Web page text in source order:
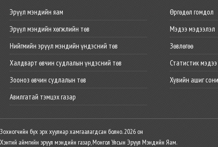
Эрүүл мэндийн яам
Эрүүл мэндийн хөгжлийн төв
Нийгмийн эрүүл мэндийн үндэсний төв
Халдварт өвчин судлалын үндэсний төв
Зооноз өвчин судлалын төв
Авилгатай тэмцэх газар
Өргөдөл гомдол
Мэдээ мэдээлэл
Зөвлөгөө
Статистик мэдээ
Хувийн ашиг
Зохиогчийн бүх эрх хуулиар хамгаалагдсан болно. 2026 он
Хэнтий аймгийн эрүүл мэндийн газар, Монгол Улсын Эрүүл Мэндийн Яам.